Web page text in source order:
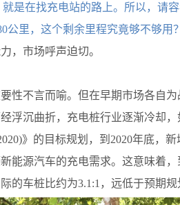
是在找充电站的路上。所以，请
公里，这个剩余里程究竟够不够用
，市场呼声迫切。
性不言而喻。但在早期市场各自
浮沉曲折，充电桩行业逐渐冷却
》的目标规划，到2020年底，
能源汽车的充电需求。这意味着
的车桩比约为3.1:1，远低于预期规